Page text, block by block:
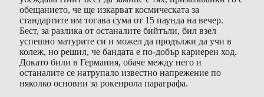
обещанието, че ще изкарват космическата за
стандартите им тогава сума от 15 паунда на вечер.
Бест, за разлика от останалите бийтъли, бил взел
успешно матурите си и можел да продължи да учи в
колеж, но решил, че бандата е по-добър кариерен ход.
Докато били в Германия, обаче между него и
останалите се натрупало известно напрежение по
няколко основни за рокенрола параграфа.